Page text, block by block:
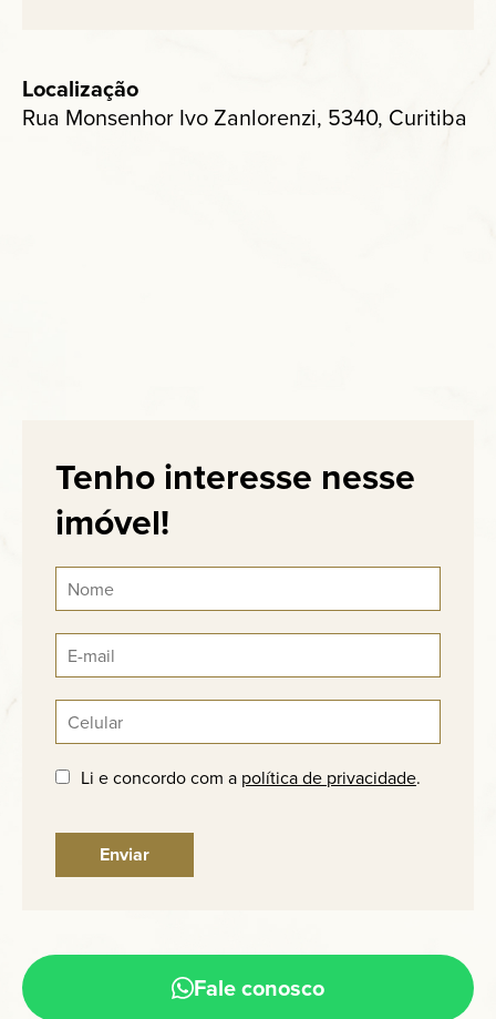
Localização
Rua Monsenhor Ivo Zanlorenzi, 5340, Curitiba
Tenho interesse nesse
imóvel!
Li e concordo com a política de privacidade.
Fale conosco